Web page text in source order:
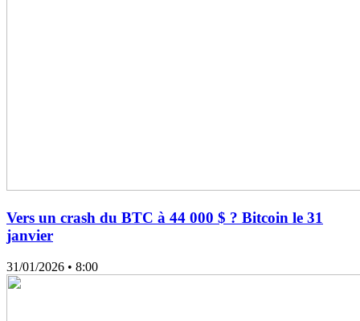
Vers un crash du BTC à 44 000 $ ? Bitcoin le 31
janvier
31/01/2026 • 8:00